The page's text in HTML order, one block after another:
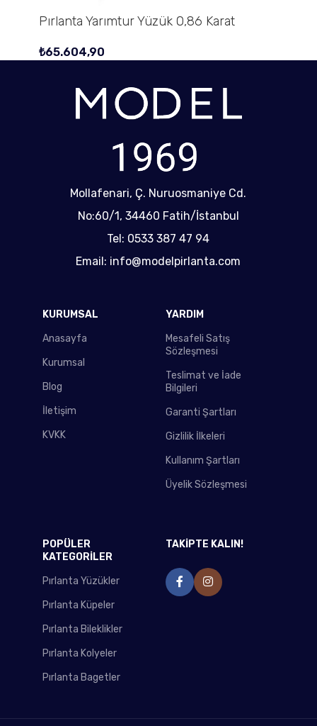
Pırlanta Yarımtur Yüzük 0,86 Karat
₺65.604,90
Mollafenari, Ç. Nuruosmaniye Cd.
No:60/1, 34460 Fatih/İstanbul
Tel: 0533 387 47 94
Email: info@modelpirlanta.com
KURUMSAL
Anasayfa
Kurumsal
Blog
İletişim
KVKK
YARDIM
Mesafeli Satış
Sözleşmesi
Teslimat ve İade
Bilgileri
Garanti Şartları
Gizlilik İlkeleri
Kullanım Şartları
Üyelik Sözleşmesi
POPÜLER
KATEGORİLER
Pırlanta Yüzükler
Pırlanta Küpeler
Pırlanta Bileklikler
Pırlanta Kolyeler
Pırlanta Bagetler
TAKİPTE KALIN!